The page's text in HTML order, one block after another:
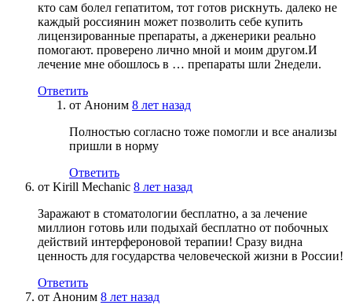
кто сам болел гепатитом, тот готов рискнуть. далеко не
каждый россиянин может позволить себе купить
лицензированные препараты, а дженерики реально
помогают. проверено лично мной и моим другом.И
лечение мне обошлось в … препараты шли 2недели.
Ответить
от Аноним 8 лет назад
Полностью согласно тоже помогли и все анализы
пришли в норму
Ответить
от Kirill Mechanic 8 лет назад
Заражают в стоматологии бесплатно, а за лечение
миллион готовь или подыхай бесплатно от побочных
действий интерфероновой терапии! Сразу видна
ценность для государства человеческой жизни в России!
Ответить
от Аноним 8 лет назад